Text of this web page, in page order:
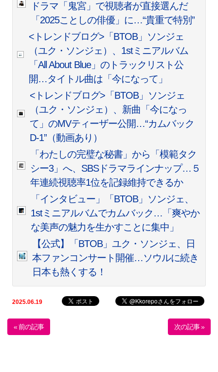
ドラマ「鬼宮」で視聴者が直接選んだ
「2025ことしの俳優」に…“貴重で特別”
<トレンドブログ>「BTOB」ソンジェ
（ユク・ソンジェ）、1stミニアルバム
「All About Blue」のトラックリスト公
開…タイトル曲は「今になって」
<トレンドブログ>「BTOB」ソンジェ
（ユク・ソンジェ）、新曲「今になっ
て」のMVティーザー公開…“カムバック
D-1”（動画あり）
「わたしの完璧な秘書」から「模範タク
シー3」へ、SBSドラマラインナップ…５
年連続視聴率1位を記録維持できるか
「インタビュー」「BTOB」ソンジェ、
1stミニアルバムでカムバック…「爽やか
な美声の魅力を生かすことに集中」
【公式】「BTOB」ユク・ソンジェ、日
本ファンコンサート開催…ソウルに続き
日本も熱くする！
2025.06.19
« 前の記事 次の記事 »